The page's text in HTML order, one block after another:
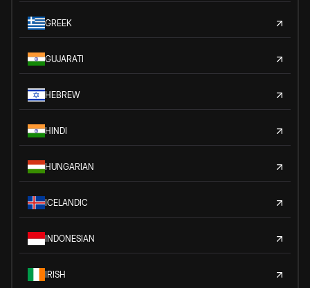
GREEK
GUJARATI
HEBREW
HINDI
HUNGARIAN
ICELANDIC
INDONESIAN
IRISH